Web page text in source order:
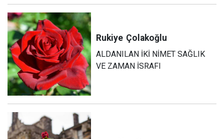
Rukiye Çolakoğlu
ALDANILAN İKİ NİMET SAĞLIK
VE ZAMAN İSRAFI